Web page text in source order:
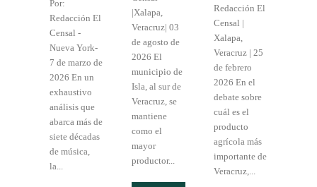
Por:
Redacción El
Censal -
Nueva York-
7 de marzo de
2026 En un
exhaustivo
análisis que
abarca más de
siete décadas
de música,
la...
|Xalapa,
Veracruz| 03
de agosto de
2026 El
municipio de
Isla, al sur de
Veracruz, se
mantiene
como el
mayor
productor...
Redacción El
Censal |
Xalapa,
Veracruz | 25
de febrero
2026 En el
debate sobre
cuál es el
producto
agrícola más
importante de
Veracruz,...